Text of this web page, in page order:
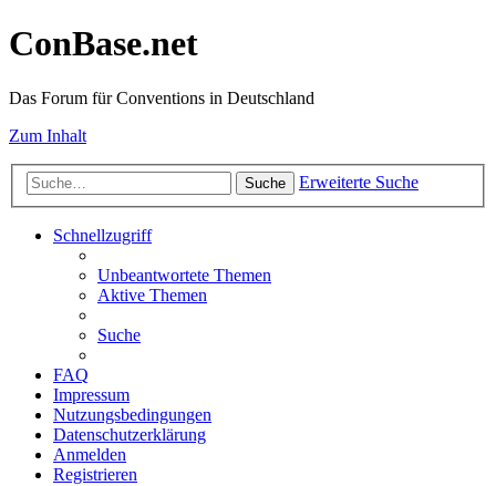
ConBase.net
Das Forum für Conventions in Deutschland
Zum Inhalt
Suche Erweiterte Suche
Schnellzugriff
Unbeantwortete Themen
Aktive Themen
Suche
FAQ
Impressum
Nutzungsbedingungen
Datenschutzerklärung
Anmelden
Registrieren